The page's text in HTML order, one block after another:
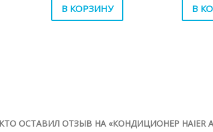
В КОРЗИНУ В
ОСТАВИЛ ОТЗЫВ НА «КОНДИЦИОНЕР HAIER